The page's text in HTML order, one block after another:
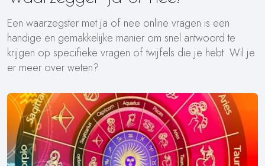
Een waarzegster met ja of nee online vragen is een
handige en gemakkelijke manier om snel antwoord te
krijgen op specifieke vragen of twijfels die je hebt. Wil je
er meer over weten?